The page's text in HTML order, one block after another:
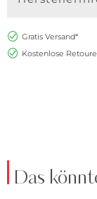
Gratis Versand*
Kostenlose Retoure
Das